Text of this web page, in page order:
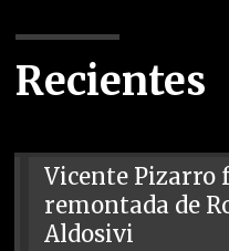
Recientes
Vicente Pizarro
remontada de
Aldosivi